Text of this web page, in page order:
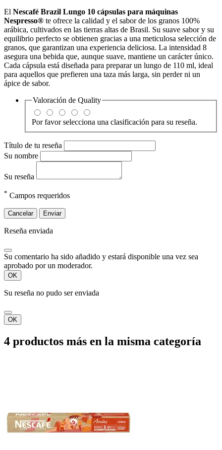
El Nescafé Brazil Lungo 10 cápsulas para máquinas
Nespresso® te ofrece la calidad y el sabor de los granos 100%
arábica, cultivados en las tierras altas de Brasil. Su suave sabor y su
equilibrio perfecto se obtienen gracias a una meticulosa selección de
granos, que garantizan una experiencia deliciosa. La intensidad 8
asegura una bebida que, aunque suave, mantiene un carácter único.
Cada cápsula está diseñada para preparar un lungo de 110 ml, ideal
para aquellos que prefieren una taza más larga, sin perder ni un
ápice de sabor.
Valoración de Quality
Por favor selecciona una clasificación para su reseña.
Título de tu reseña
Su nombre
Su reseña
* Campos requeridos
Cancelar Enviar
Reseña enviada
Su comentario ha sido añadido y estará disponible una vez sea
aprobado por un moderador.
OK
Su reseña no pudo ser enviada
OK
4 productos más en la misma categoría